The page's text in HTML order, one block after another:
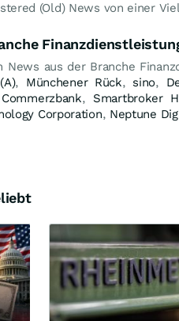
(Old) News von einer
aus der Branche
, Münchener Rück,sino,
Commerzbank, Smartbroker
Corporation, Neptune